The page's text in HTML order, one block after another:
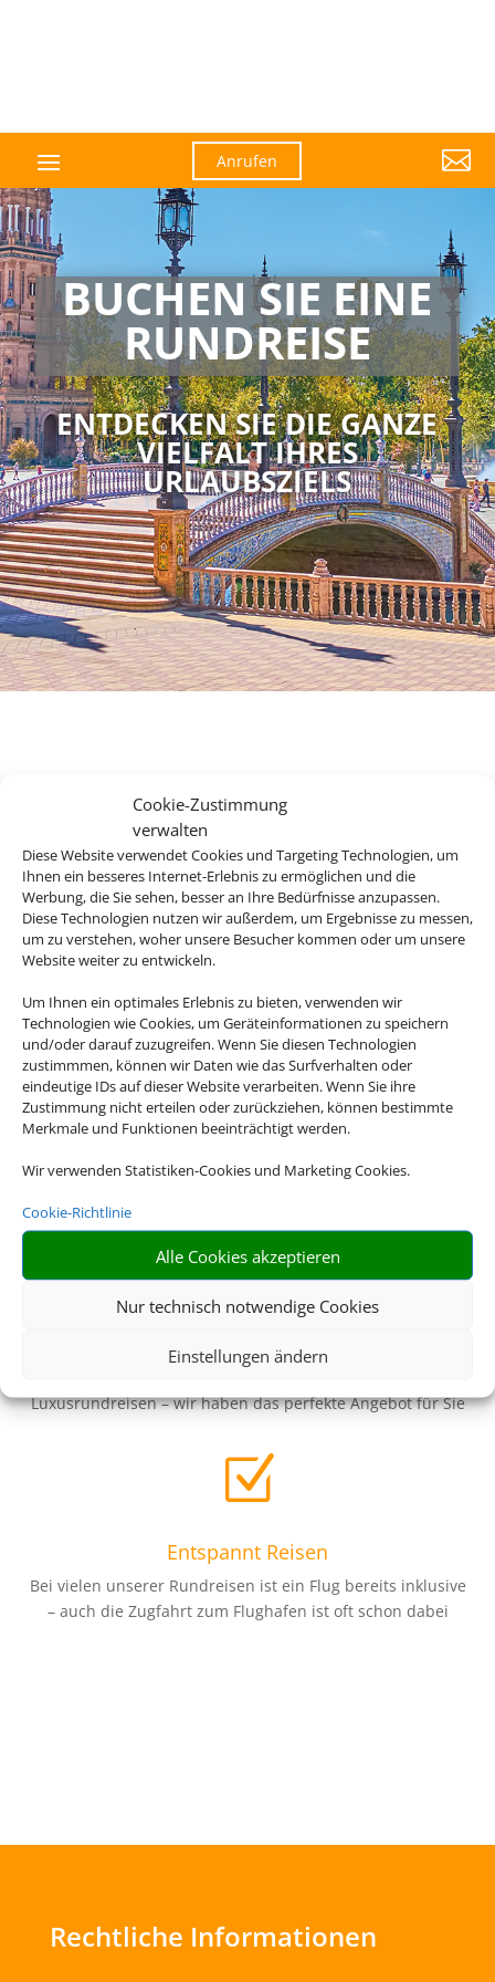
Cookie-Zustimmung
verwalten
Diese Website verwendet Cookies und Targeting Technologien, um
Ihnen ein besseres Internet-Erlebnis zu ermöglichen und die
Werbung, die Sie sehen, besser an Ihre Bedürfnisse anzupassen.
Diese Technologien nutzen wir außerdem, um Ergebnisse zu messen,
um zu verstehen, woher unsere Besucher kommen oder um unsere
Website weiter zu entwickeln.
Um Ihnen ein optimales Erlebnis zu bieten, verwenden wir
Technologien wie Cookies, um Geräteinformationen zu speichern
und/oder darauf zuzugreifen. Wenn Sie diesen Technologien
zustimmmen, können wir Daten wie das Surfverhalten oder
eindeutige IDs auf dieser Website verarbeiten. Wenn Sie ihre
Zustimmung nicht erteilen oder zurückziehen, können bestimmte
Merkmale und Funktionen beeinträchtigt werden.
Wir verwenden Statistiken-Cookies und Marketing Cookies.
Cookie-Richtlinie
Alle Cookies akzeptieren
Nur technisch notwendige Cookies
Einstellungen ändern
Anrufen 
BUCHEN SIE EINE
RUNDREISE
ENTDECKEN SIE DIE GANZE
VIELFALT IHRES
URLAUBSZIELS
Ihr Rundreisenexperte für
den perfekten Urlaub.
Andalusien, Kuba, Kanada, die USA oder doch lieber Asien?
Es gibt so viel zu entdecken auf der Welt und mit unseren
Rundreiseangebote erleben Sie Ihre Traumdestinationen in
Z
Riesige Auswahl
Wählen Sie aus einer Vielzahl an Rundreiseangeboten
Z
Genau mein Ding
Luxusrundreisen – wir haben das perfekte Angebot für Sie
Z
Entspannt Reisen
Bei vielen unserer Rundreisen ist ein Flug bereits inklusive
– auch die Zugfahrt zum Flughafen ist oft schon dabei
Rechtliche Informationen